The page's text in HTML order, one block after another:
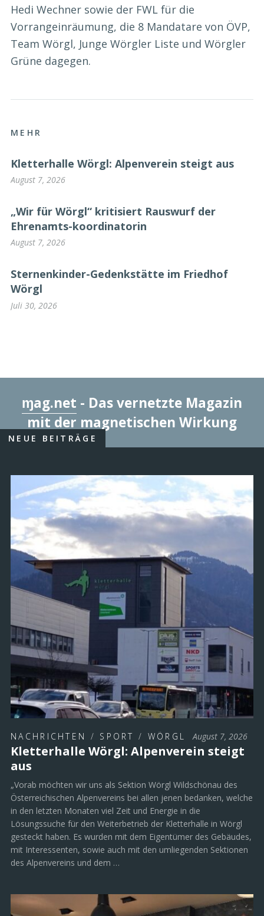
Hedi Wechner sowie der FWL für die
Vorrangeinräumung, die 8 Mandatare von ÖVP,
Team Wörgl, Junge Wörgler Liste und Wörgler
Grüne dagegen.
MEHR
Kletterhalle Wörgl: Alpenverein steigt aus
August 7, 2026
„Wir für Wörgl“ kritisiert Rauswurf der
Ehrenamts-koordinatorin
August 7, 2026
Sternenkinder-Gedenkstätte im Friedhof
Wörgl
Juli 30, 2026
ɱag.net - Das vernetzte Magazin
mit der magnetischen Wirkung
NEUE BEITRÄGE
NACHRICHTEN / SPORT / WÖRGL August 7, 2026
Kletterhalle Wörgl: Alpenverein steigt
aus
„Vorab möchten wir uns als Sektion Wörgl Wildschönau des
Österreichischen Alpenvereins bei allen jenen bedanken, welche
in den letzten Monaten viel Zeit und Energie in die
Lösungssuche für den Weiterbetrieb der Kletterhalle in Wörgl
gesteckt haben. Es wurden mit dem Eigentümer des Gebäudes,
mit Interessenten, sowie auch mit den umliegenden Sektionen
des Alpenvereins und dem …